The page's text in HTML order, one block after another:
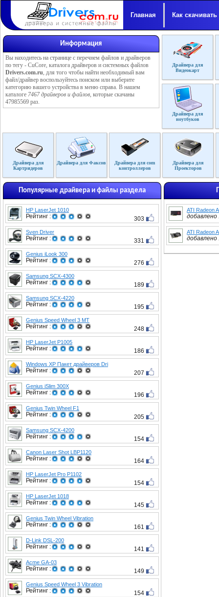
Главная Как скачивать
Информация
Вы находитесь на странице с перечнем файлов и драйверов
по тегу - CuCore, каталога драйверов и системных файлов
Drivers.com.ru, для того чтобы найти необходимый вам
файл/драйвер воспользуйтесь поиском или выберите
категорию вашего устройства в меню справа. В нашем
каталоге 7467 драйверов и файлов, которые скачаны
47985569 раз.
Драйвера для
Видеокарт
Драйвера для
ноутбуков
Драйвера для
Картридеров
Драйвера для Факсов
Драйвера для com
контроллеров
Драйвера для
Проекторов
Популярные драйвера и файлы раздела
HP LaserJet 1010
Рейтинг : 303
Sven Driver
Рейтинг : 331
Genius iLook 300
Рейтинг : 276
Samsung SCX-4300
Рейтинг : 189
Samsung SCX-4220
Рейтинг : 195
Genius Speed Wheel 3 MT
Рейтинг : 248
HP LaserJet P1005
Рейтинг : 186
Windows XP Пакет драйверов Dri
Рейтинг : 207
Genius iSlim 300X
Рейтинг : 196
Genius Twin Wheel F1
Рейтинг : 205
Samsung SCX-4200
Рейтинг : 154
Canon Laser Shot LBP1120
Рейтинг : 164
HP LaserJet Pro P1102
Рейтинг : 154
HP LaserJet 1018
Рейтинг : 145
Genius Twin Wheel Vibration
Рейтинг : 161
D-Link DSL-200
Рейтинг : 141
Acme GA-03
Рейтинг : 149
Genius Speed Wheel 3 Vibration
Рейтинг : 154
ATI Radeon
добавлено
ATI Radeon
добавлено